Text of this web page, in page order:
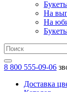
На
На
8 800 555-09-06
Доставка